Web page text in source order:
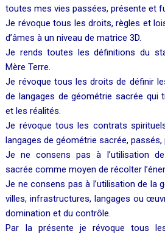
toutes mes vies passées, présente et
Je révoque tous les droits, règles et
d’âmes à un niveau de matrice 3D.
Je rends toutes les définitions du
Mère Terre.
Je révoque tous les droits de définir
de langages de géométrie sacrée qui
et les réalités.
Je révoque tous les contrats
langages de géométrie sacrée,
Je ne consens pas à l’utilisation
sacrée comme moyen de récolter
Je ne consens pas à l’utilisation de la
villes, infrastructures, langages ou
domination et du contrôle.
Par la présente je révoque tous